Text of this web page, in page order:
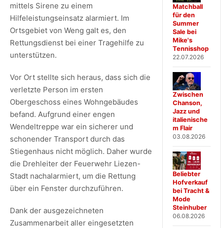
mittels Sirene zu einem
Hilfeleistungseinsatz alarmiert. Im
Ortsgebiet von Weng galt es, den
Rettungsdienst bei einer Tragehilfe zu
unterstützen.
Vor Ort stellte sich heraus, dass sich die
verletzte Person im ersten
Obergeschoss eines Wohngebäudes
befand. Aufgrund einer engen
Wendeltreppe war ein sicherer und
schonender Transport durch das
Stiegenhaus nicht möglich. Daher wurde
die Drehleiter der Feuerwehr Liezen-
Stadt nachalarmiert, um die Rettung
über ein Fenster durchzuführen.
Dank der ausgezeichneten
Zusammenarbeit aller eingesetzten
Matchball
für den
Summer
Sale bei
Mike's
Tennisshop
22.07.2026
Zwischen
Chanson,
Jazz und
italienische
m Flair
03.08.2026
Beliebter
Hofverkauf
bei Tracht &
Mode
Steinhuber
06.08.2026